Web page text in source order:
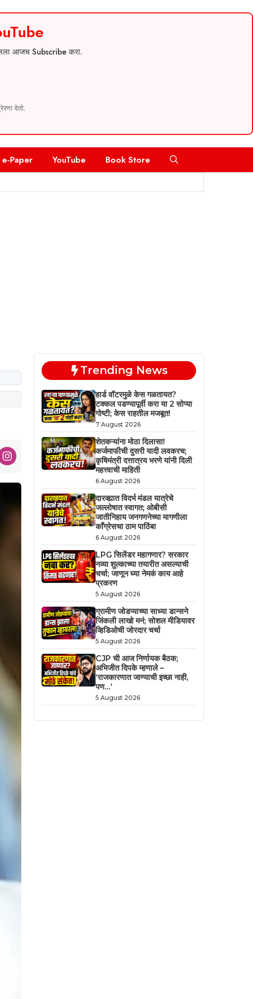
आजच Subscribe करा.
देतो.
e-Paper YouTube Book Store
Trending News
हार्ड वॉटरमुळे केस गळतायत?
टक्कल पडण्यापूर्वी करा या 2 सोप्या
गोष्टी; केस राहतील मजबूत!
7 August 2026
शेतकऱ्यांना मोठा दिलासा!
कर्जमाफीची दुसरी यादी लवकरच;
कृषिमंत्री दत्तात्रय भरणे यांनी दिली
महत्त्वाची माहिती
6 August 2026
दारव्ह्यात विदर्भ मंडल यात्रेचे
जल्लोषात स्वागत; ओबीसी
जातीनिहाय जनगणनेच्या मागणीला
काँग्रेसचा ठाम पाठिंबा
6 August 2026
LPG सिलेंडर महागणार? सरकार
नव्या शुल्काच्या तयारीत असल्याची
चर्चा; जाणून घ्या नेमकं काय आहे
प्रकरण
5 August 2026
ग्रामीण जोडप्याच्या साध्या डान्सने
जिंकली लाखो मनं; सोशल मीडियावर
व्हिडिओची जोरदार चर्चा
5 August 2026
CJP ची आज निर्णायक बैठक;
अभिजीत दिपके म्हणाले –
‘राजकारणात जाण्याची इच्छा नाही,
पण…’
5 August 2026